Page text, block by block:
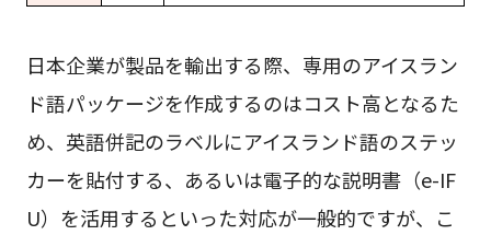
日本企業が製品を輸出する際、専用のアイスラン
ド語パッケージを作成するのはコスト高となるた
め、英語併記のラベルにアイスランド語のステッ
カーを貼付する、あるいは電子的な説明書（e-IF
U）を活用するといった対応が一般的ですが、こ